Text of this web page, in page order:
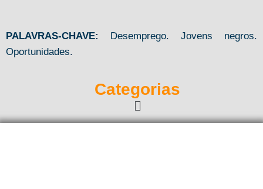
PALAVRAS-CHAVE:
Desemprego. Jovens negros.
Oportunidades.
Categorias